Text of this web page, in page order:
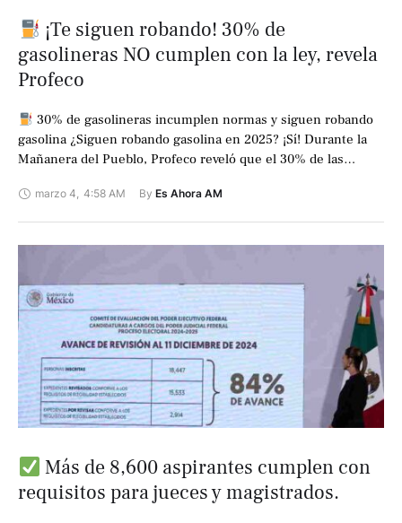
¡Te siguen robando! 30% de
gasolineras NO cumplen con la ley, revela
Profeco
30% de gasolineras incumplen normas y siguen robando
gasolina ¿Siguen robando gasolina en 2025? ¡Sí! Durante la
Mañanera del Pueblo, Profeco reveló que el 30% de las
marzo 4, 4:58 AM By Es Ahora AM
Más de 8,600 aspirantes cumplen con
requisitos para jueces y magistrados.